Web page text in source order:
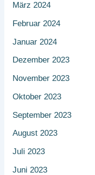
März 2024
Februar 2024
Januar 2024
Dezember 2023
November 2023
Oktober 2023
September 2023
August 2023
Juli 2023
Juni 2023